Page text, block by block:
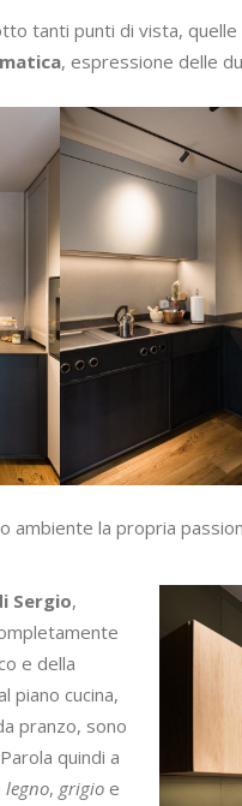
tanti punti di vista,
, espressione delle
ambiente la propria
Sergio,
e della
piano cucina,
pranzo, sono
quindi a
legno, grigio e